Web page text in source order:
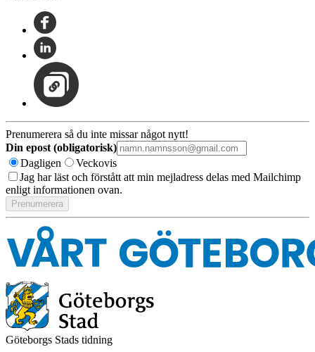
Prenumerera så du inte missar något nytt!
Din epost (obligatorisk)
Dagligen
Veckovis
Jag har läst och förstått att min mejladress delas med Mailchimp
enligt informationen ovan.
Göteborgs Stads tidning